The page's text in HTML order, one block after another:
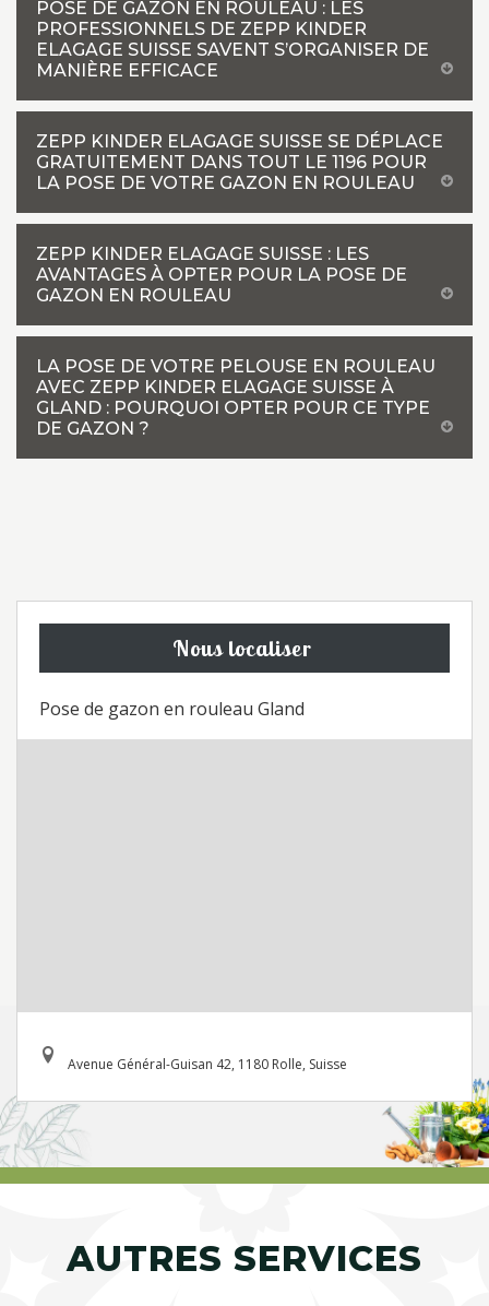
POSE DE GAZON EN ROULEAU : LES
PROFESSIONNELS DE ZEPP KINDER
ELAGAGE SUISSE SAVENT S’ORGANISER DE
MANIÈRE EFFICACE
ZEPP KINDER ELAGAGE SUISSE SE DÉPLACE
GRATUITEMENT DANS TOUT LE 1196 POUR
LA POSE DE VOTRE GAZON EN ROULEAU
ZEPP KINDER ELAGAGE SUISSE : LES
AVANTAGES À OPTER POUR LA POSE DE
GAZON EN ROULEAU
LA POSE DE VOTRE PELOUSE EN ROULEAU
AVEC ZEPP KINDER ELAGAGE SUISSE À
GLAND : POURQUOI OPTER POUR CE TYPE
DE GAZON ?
Nous localiser
Pose de gazon en rouleau Gland
Avenue Général-Guisan 42, 1180 Rolle, Suisse
AUTRES SERVICES